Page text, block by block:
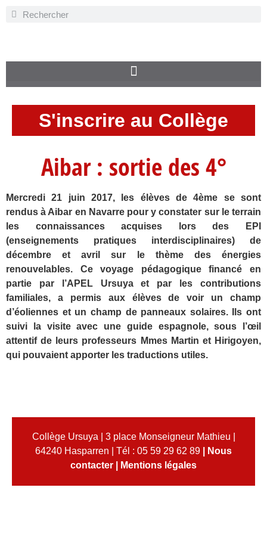
S'inscrire au Collège
Aibar : sortie des 4°
Mercredi 21 juin 2017, les élèves de 4ème se sont
rendus à Aibar en Navarre pour y constater sur le terrain
les connaissances acquises lors des EPI
(enseignements pratiques interdisciplinaires) de
décembre et avril sur le thème des énergies
renouvelables. Ce voyage pédagogique financé en
partie par l’APEL Ursuya et par les contributions
familiales, a permis aux élèves de voir un champ
d’éoliennes et un champ de panneaux solaires. Ils ont
suivi la visite avec une guide espagnole, sous l’œil
attentif de leurs professeurs Mmes Martin et Hirigoyen,
qui pouvaient apporter les traductions utiles.
Collège Ursuya | 3 place Monseigneur Mathieu |
64240 Hasparren | Tél : 05 59 29 62 89
Nous
contacter
Mentions légales